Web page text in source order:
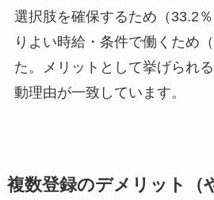
選択肢を確保するため（33.2
りよい時給・条件で働くため
た。メリットとして挙げられ
動理由が一致しています。
複数登録のデメリット（